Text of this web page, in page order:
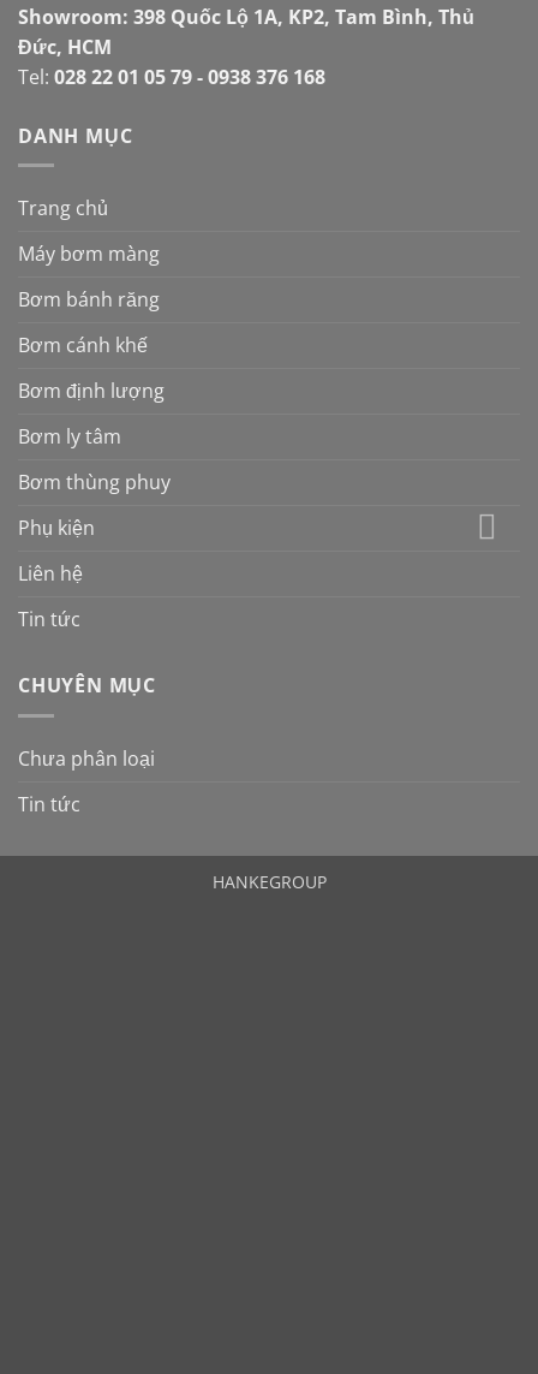
Showroom: 398 Quốc Lộ 1A, KP2, Tam Bình, Thủ
Đức, HCM
Tel: 028 22 01 05 79 - 0938 376 168
DANH MỤC
Trang chủ
Máy bơm màng
Bơm bánh răng
Bơm cánh khế
Bơm định lượng
Bơm ly tâm
Bơm thùng phuy
Phụ kiện
Liên hệ
Tin tức
CHUYÊN MỤC
Chưa phân loại
Tin tức
HANKEGROUP